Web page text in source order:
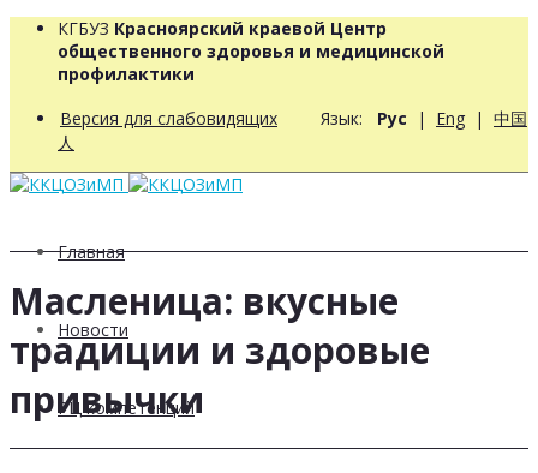
КГБУЗ Красноярский краевой Центр
общественного здоровья и медицинской
профилактики
Версия для слабовидящих Язык: Рус | Eng | 中国
人
Главная
Новости
РЦ компетенций
Масленица: вкусные
традиции и здоровые
привычки